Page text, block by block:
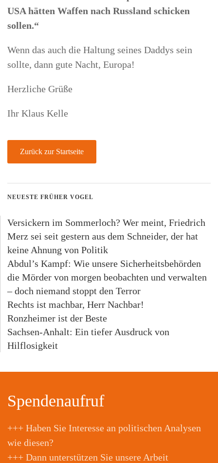
USA hätten Waffen nach Russland schicken
sollen.“
Wenn das auch die Haltung seines Daddys sein
sollte, dann gute Nacht, Europa!
Herzliche Grüße
Ihr Klaus Kelle
Zurück zur Startseite
NEUESTE FRÜHER VOGEL
Versickern im Sommerloch? Wer meint, Friedrich
Merz sei seit gestern aus dem Schneider, der hat
keine Ahnung von Politik
Abdul’s Kampf: Wie unsere Sicherheitsbehörden
die Mörder von morgen beobachten und verwalten
– doch niemand stoppt den Terror
Rechts ist machbar, Herr Nachbar!
Ronzheimer ist der Beste
Sachsen-Anhalt: Ein tiefer Ausdruck von
Hilflosigkeit
Spendenaufruf
+++ Haben Sie Interesse an politischen Analysen
wie diesen?
+++ Dann unterstützen Sie unsere Arbeit